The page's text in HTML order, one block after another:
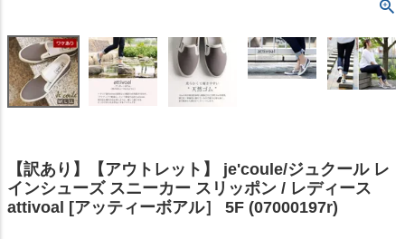
【訳あり】【アウトレット】 je'coule/ジュクール レ
インシューズ スニーカー スリッポン / レディース
attivoal [アッティーボアル］ 5F (07000197r)